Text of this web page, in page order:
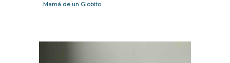
Mamá de un Globito